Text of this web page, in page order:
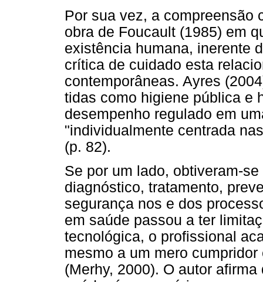
Por sua vez, a compreensão
obra de Foucault (1985) em
existência humana, inerente
crítica de cuidado esta
contemporâneas. Ayres
tidas como higiene pública e
desempenho regulado em
"individualmente centrada
(p. 82).
Se por um lado, obtiveram-
diagnóstico, tratamento,
segurança nos e dos
em saúde passou a ter
tecnológica, o profissional
mesmo a um mero
(Merhy, 2000). O autor